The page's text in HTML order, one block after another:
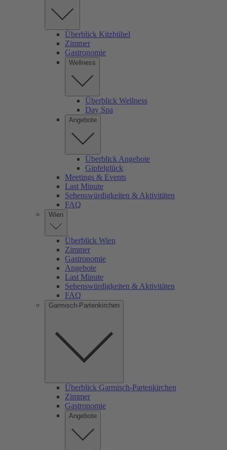
Überblick Kitzbühel
Zimmer
Gastronomie
Wellness
Überblick Wellness
Day Spa
Angebote
Überblick Angebote
Gipfelglück
Meetings & Events
Last Minute
Sehenswürdigkeiten & Aktivitäten
FAQ
Wien
Überblick Wien
Zimmer
Gastronomie
Angebote
Last Minute
Sehenswürdigkeiten & Aktivitäten
FAQ
Garmisch-Partenkirchen
Überblick Garmisch-Partenkirchen
Zimmer
Gastronomie
Angebote